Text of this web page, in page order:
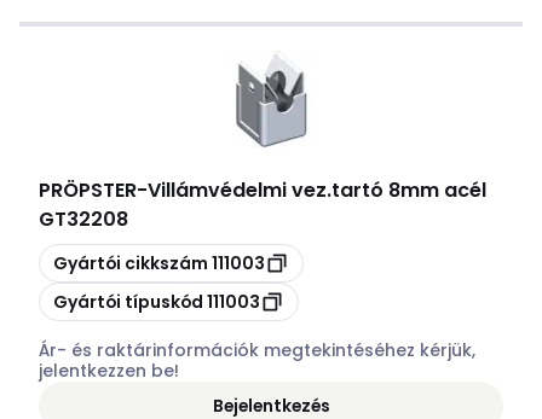
PRÖPSTER-Villámvédelmi vez.tartó 8mm acél
GT32208
Másolás
Gyártói cikkszám 111003
Másolás
Gyártói típuskód 111003
Ár- és raktárinformációk megtekintéséhez kérjük,
jelentkezzen be!
Bejelentkezés